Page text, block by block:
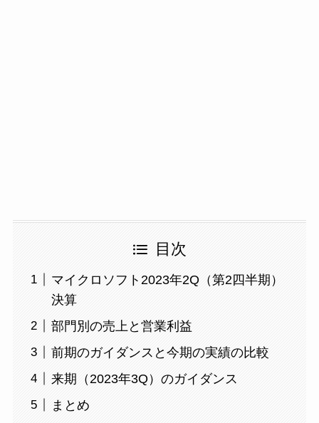
目次
マイクロソフト2023年2Q（第2四半期）
決算
部門別の売上と営業利益
前期のガイダンスと今期の実績の比較
来期（2023年3Q）のガイダンス
まとめ